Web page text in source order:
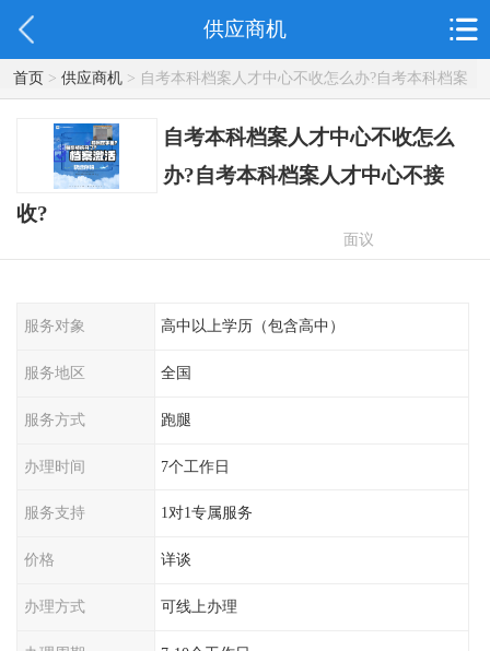
供应商机
首页> 供应商机> 自考本科档案人才中心不收怎么办?自考本科档案
人才中心不接收?
自考本科档案人才中心不收怎么
办?自考本科档案人才中心不接
收?
面议
服务对象 高中以上学历（包含高中）
服务地区 全国
服务方式 跑腿
办理时间 7个工作日
服务支持 1对1专属服务
价格 详谈
办理方式 可线上办理